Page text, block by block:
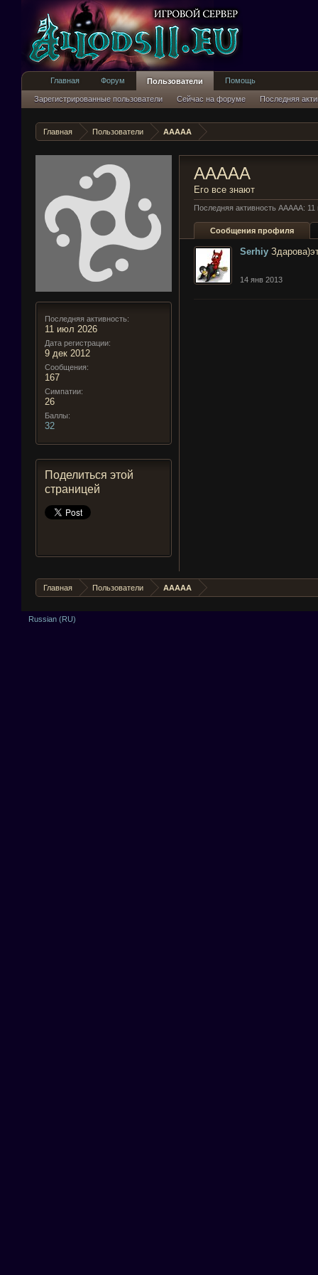
Главная Пользователи AAAAA
Последняя активность:
11 июл 2026
Дата регистрации:
9 дек 2012
Сообщения:
167
Симпатии:
26
Баллы:
32
Поделиться этой
страницей
AAAAA
Его все знают
Последняя активность AAAAA: 11
Сообщения профиля
Serhiy
14 янв 2013
Главная Пользователи AAAAA
Главная Форум Пользователи
Зарегистрированные пользователи Сейчас на форуме Последняя
Помощь
Russian (RU)